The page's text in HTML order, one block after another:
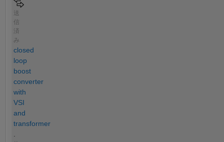
送
信
済
み
closed
loop
boost
converter
with
VSI
and
transformer